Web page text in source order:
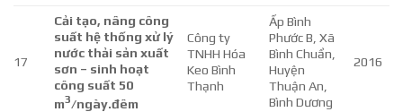
17
Cải tạo, nâng công
suất hệ thống xử lý
nước thải sản xuất
sơn – sinh hoạt
công suất 50
m3/ngày.đêm
Công ty
TNHH Hóa
Keo Bình
Thạnh
Ấp Bình
Phước B, Xã
Bình Chuẩn,
Huyện
Thuận An,
Bình Dương
2016